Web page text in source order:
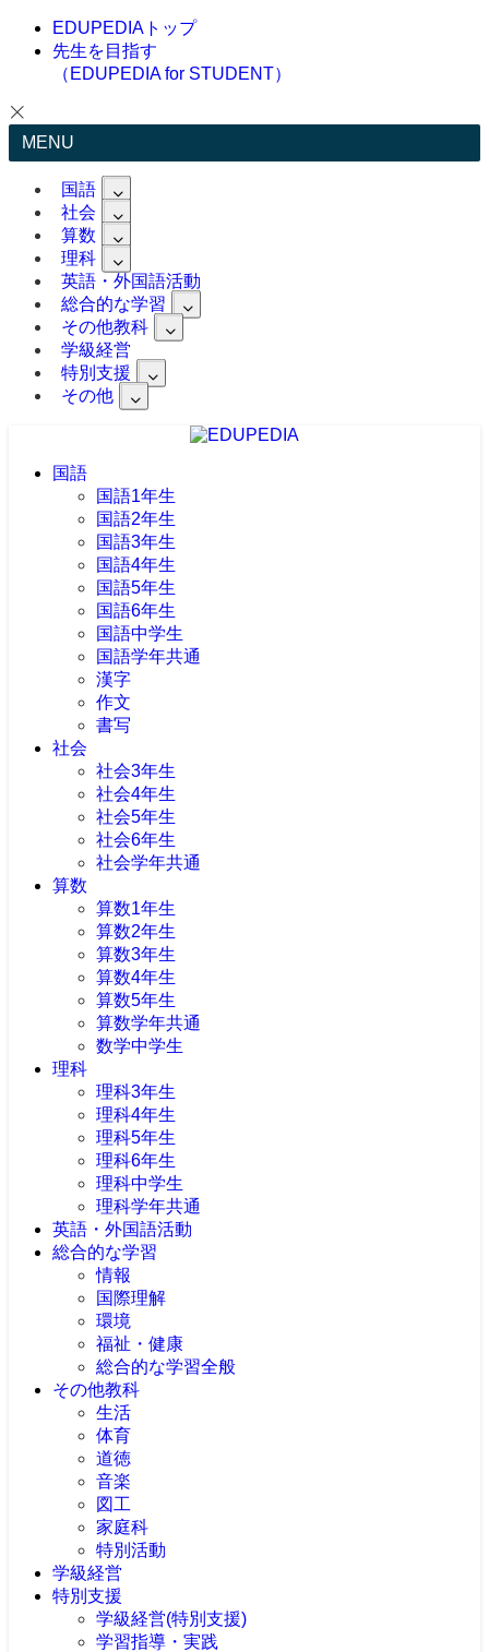
EDUPEDIAトップ
先生を目指す
（EDUPEDIA for STUDENT）
MENU
国語
社会
算数
理科
英語・外国語活動
総合的な学習
その他教科
学級経営
特別支援
その他
国語
国語1年生
国語2年生
国語3年生
国語4年生
国語5年生
国語6年生
国語中学生
国語学年共通
漢字
作文
書写
社会
社会3年生
社会4年生
社会5年生
社会6年生
社会学年共通
算数
算数1年生
算数2年生
算数3年生
算数4年生
算数5年生
算数学年共通
数学中学生
理科
理科3年生
理科4年生
理科5年生
理科6年生
理科中学生
理科学年共通
英語・外国語活動
総合的な学習
情報
国際理解
環境
福祉・健康
総合的な学習全般
その他教科
生活
体育
道徳
音楽
図工
家庭科
特別活動
学級経営
特別支援
学級経営(特別支援)
学習指導・実践